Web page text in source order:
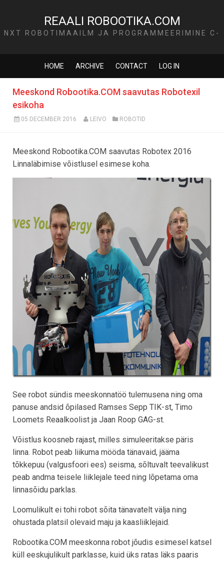
REAALI ROBOOTIKA.COM
NXT ROBOTIMAAILM JA PROGRAMMEERIMINE C-
HOME ARCHIVE CONTACT LOG IN
Meeskond Robootika.COM saavutas Robotexil
esikoha
05 DECEMBER 2016 LEIVO ROBOTID
Meeskond Robootika.COM saavutas Robotex 2016
Linnaläbimise võistlusel esimese koha.
See robot sündis meeskonnatöö tulemusena ning oma
panuse andsid õpilased Ramses Sepp TIK-st, Timo
Loomets Reaalkoolist ja Jaan Roop GAG-st.
Võistlus koosneb rajast, milles simuleeritakse päris
linna. Robot peab liikuma mööda tänavaid, jääma
tõkkepuu (valgusfoori ees) seisma, sõltuvalt teevalikust
peab andma teisele liiklejale teed ning lõpetama oma
linnasõidu parklas.
Loomulikult ei tohi robot sõita tänavatelt välja ning
ohustada platsil olevaid maju ja kaasliiklejaid.
Robootika.COM meeskonna robot jõudis esimesel katsel
küll eeskujulikult parklasse, kuid üks ratas läks paaris